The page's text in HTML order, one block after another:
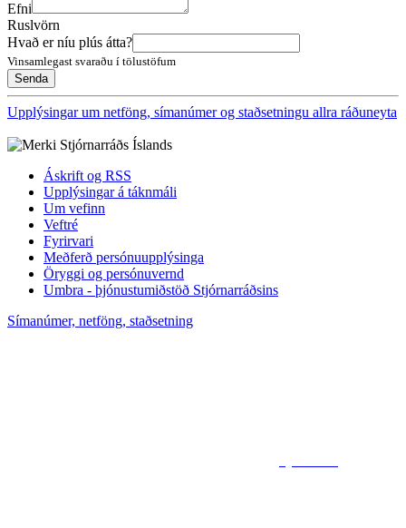
Efni
Ruslvörn
Hvað er níu plús átta?
Vinsamlegast svaraðu í tölustöfum
Upplýsingar um netföng, símanúmer og staðsetningu allra ráðuneyta
Áskrift og RSS
Upplýsingar á táknmáli
Um vefinn
Veftré
Fyrirvari
Meðferð persónuupplýsinga
Öryggi og persónuvernd
Umbra - þjónustumiðstöð Stjórnarráðsins
Símanúmer, netföng, staðsetning